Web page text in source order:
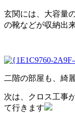
玄関には、大容量
の靴などが収納出
二階の部屋も、綺
次は、クロス工事
て行きます